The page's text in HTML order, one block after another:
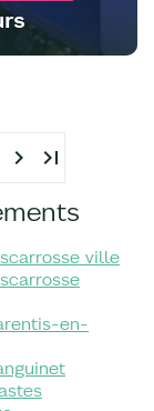
chevron_right last_page
ville
en-